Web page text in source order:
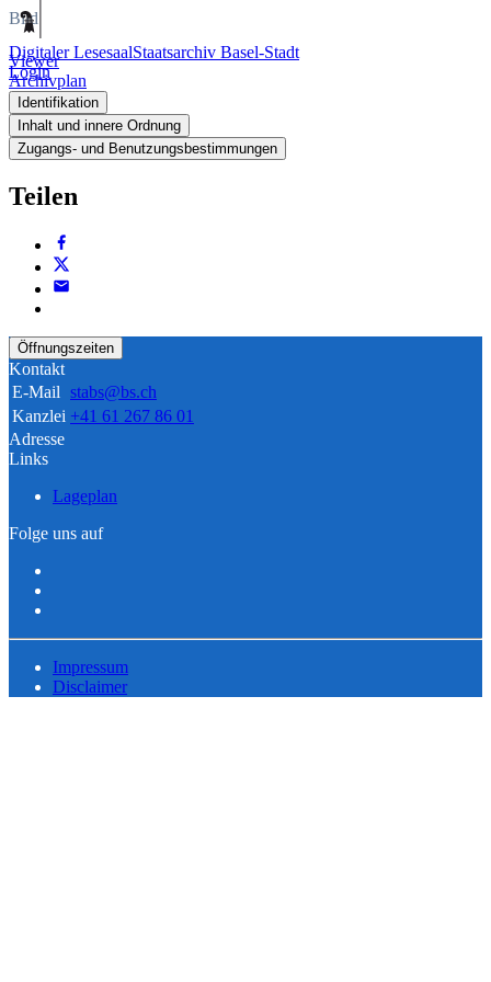
Digitaler LesesaalStaatsarchiv Basel-Stadt
Login
Bild
Viewer
Archivplan
Identifikation
Inhalt und innere Ordnung
Zugangs- und Benutzungsbestimmungen
Teilen
Öffnungszeiten
Kontakt
E-Mail stabs@bs.ch
Kanzlei +41 61 267 86 01
Adresse
Links
Lageplan
Folge uns auf
Impressum
Disclaimer